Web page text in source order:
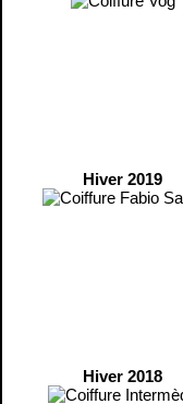
Hiver 2019
Hiver 2018